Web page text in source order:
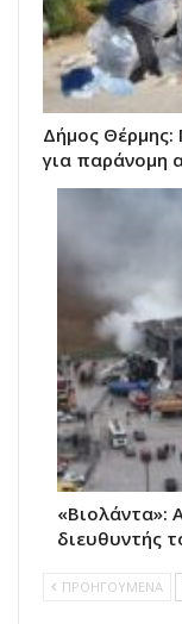
Δήμος Θέρμης:
για παράνομη
«Βιολάντα»:
διευθυντής
ΠΡΟΗΓΟΥΜΕΝΑ